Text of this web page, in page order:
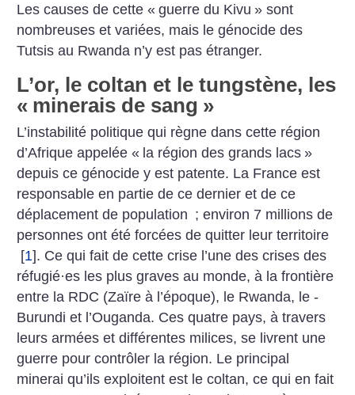
Les causes de cette « guerre du Kivu » sont
nombreuses et variées, mais le génocide des
Tutsis au ­Rwanda n’y est pas étranger.
L’or, le coltan et le tungstène, les
« minerais de sang »
L’instabilité politique qui règne dans cette région
d’Afrique appelée « la région des grands lacs »
depuis ce génocide y est patente. La France est
responsable en partie de ce dernier et de ce
déplacement de population ; environ 7 millions de
personnes ont été forcées de quitter leur territoire
[1]. Ce qui fait de cette crise l’une des crises des
réfugié·es les plus graves au monde, à la frontière
entre la RDC (Zaïre à l’époque), le ­Rwanda, le ­
Burundi et ­l’Ouganda. Ces quatre pays, à travers
leurs armées et différentes milices, se livrent une
guerre pour contrôler la région. Le principal
minerai qu’ils exploitent est le coltan, ce qui en fait